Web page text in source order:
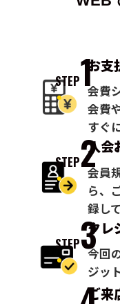
STEP1お支
会費
会費
すぐ
STEP2入会
会員
ら、
録し
STEP3クレ
今回
ジッ
ご来